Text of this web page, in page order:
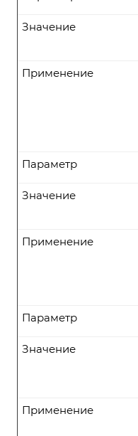
Значение
Применение
Параметр
Значение
Применение
Параметр
Значение
Применение